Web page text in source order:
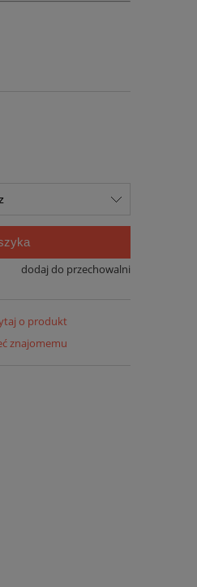
dodaj do przechowalni
o produkt
znajomemu